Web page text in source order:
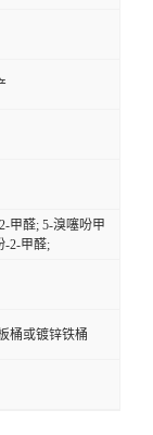
甲醛; 5-溴噻吩甲
-2-甲醛;
桶或镀锌铁桶